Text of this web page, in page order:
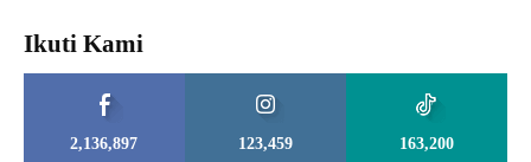
Ikuti Kami
2,136,897
123,459
163,200